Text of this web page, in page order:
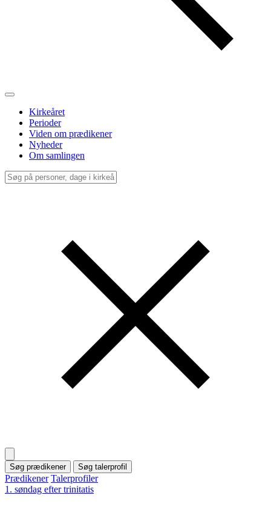
Kirkeåret
Perioder
Viden om prædikener
Nyheder
Om samlingen
Søg prædikener Søg talerprofil
Prædikener Talerprofiler
1. søndag efter trinitatis